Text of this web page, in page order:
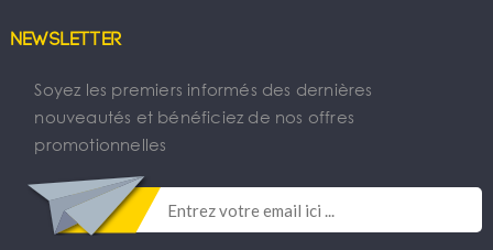
Newsletter
Soyez les premiers informés des dernières
nouveautés et bénéficiez de nos offres
promotionnelles